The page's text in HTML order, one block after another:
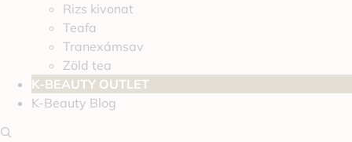
Rizs kivonat
Teafa
Tranexámsav
Zöld tea
K-BEAUTY OUTLET
K-Beauty Blog